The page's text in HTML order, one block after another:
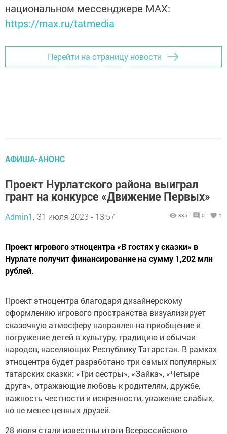
национальном мессенджере MАХ:
https://max.ru/tatmedia
Перейти на страницу новости
АФИША-АНОНС
Проект Нурлатского района выиграл
грант на конкурсе «Движение Первых»
Admin1, 31 июля 2023 - 13:57 835 0 1
Проект игрового этноцентра «В гостях у сказки» в
Нурлате получит финансирование на сумму 1,202 млн
рублей.
Проект этноцентра благодаря дизайнерскому
оформлению игрового пространства визуализирует
сказочную атмосферу направлен на приобщение и
погружение детей в культуру, традицию и обычаи
народов, населяющих Республику Татарстан. В рамках
этноцентра будет разработано три самых популярных
татарских сказки: «Три сестры», «Зайка», «Четыре
друга», отражающие любовь к родителям, дружбе,
важность честности и искренности, уважение слабых,
но не менее ценных друзей.
28 июля стали известны итоги Всероссийского